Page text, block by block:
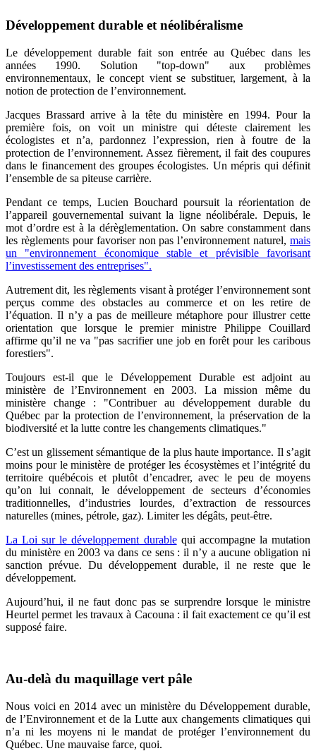
Développement durable et néolibéralisme
Le développement durable fait son entrée au Québec dans les
années 1990. Solution "top-down" aux problèmes
environnementaux, le concept vient se substituer, largement, à la
notion de protection de l’environnement.
Jacques Brassard arrive à la tête du ministère en 1994. Pour la
première fois, on voit un ministre qui déteste clairement les
écologistes et n’a, pardonnez l’expression, rien à foutre de la
protection de l’environnement. Assez fièrement, il fait des coupures
dans le financement des groupes écologistes. Un mépris qui définit
l’ensemble de sa piteuse carrière.
Pendant ce temps, Lucien Bouchard poursuit la réorientation de
l’appareil gouvernemental suivant la ligne néolibérale. Depuis, le
mot d’ordre est à la dérèglementation. On sabre constamment dans
les règlements pour favoriser non pas l’environnement naturel, mais
un "environnement économique stable et prévisible favorisant
l’investissement des entreprises".
Autrement dit, les règlements visant à protéger l’environnement sont
perçus comme des obstacles au commerce et on les retire de
l’équation. Il n’y a pas de meilleure métaphore pour illustrer cette
orientation que lorsque le premier ministre Philippe Couillard
affirme qu’il ne va "pas sacrifier une job en forêt pour les caribous
forestiers".
Toujours est-il que le Développement Durable est adjoint au
ministère de l’Environnement en 2003. La mission même du
ministère change : "Contribuer au développement durable du
Québec par la protection de l’environnement, la préservation de la
biodiversité et la lutte contre les changements climatiques."
C’est un glissement sémantique de la plus haute importance. Il s’agit
moins pour le ministère de protéger les écosystèmes et l’intégrité du
territoire québécois et plutôt d’encadrer, avec le peu de moyens
qu’on lui connait, le développement de secteurs d’économies
traditionnelles, d’industries lourdes, d’extraction de ressources
naturelles (mines, pétrole, gaz). Limiter les dégâts, peut-être.
La Loi sur le développement durablequi accompagne la mutation
du ministère en 2003 va dans ce sens : il n’y a aucune obligation ni
sanction prévue. Du développement durable, il ne reste que le
développement.
Aujourd’hui, il ne faut donc pas se surprendre lorsque le ministre
Heurtel permet les travaux à Cacouna : il fait exactement ce qu’il est
supposé faire.
Au-delà du maquillage vert pâle
Nous voici en 2014 avec un ministère du Développement durable,
de l’Environnement et de la Lutte aux changements climatiques qui
n’a ni les moyens ni le mandat de protéger l’environnement du
Québec. Une mauvaise farce, quoi.